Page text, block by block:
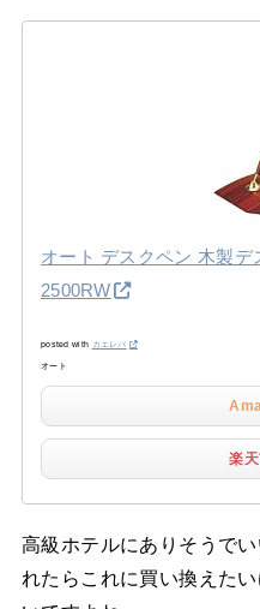
オート デスクペン 木製
2500RW
posted with カエレバ
オート
楽
高級ホテルにありそうで
れたらこれに買い換えた